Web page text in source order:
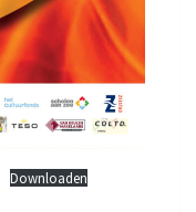
Downloaden